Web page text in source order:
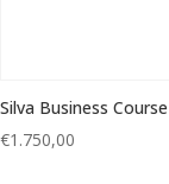
Silva Business Course
€1.750,00